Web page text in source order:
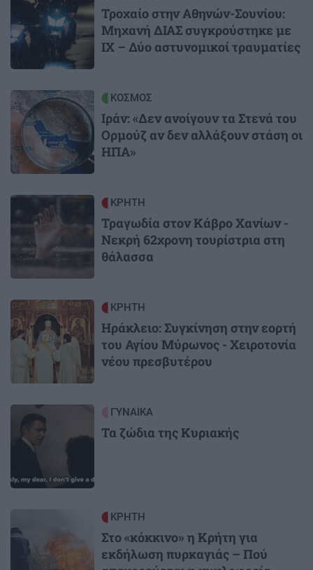
Τροχαίο στην Αθηνών-Σουνίου:
Μηχανή ΔΙΑΣ συγκρούστηκε με
ΙΧ – Δύο αστυνομικοί τραυματίες
Image ΚΟΣΜΟΣ
Ιράν: «Δεν ανοίγουν τα Στενά του
Ορμούζ αν δεν αλλάξουν στάση οι
ΗΠΑ»
ΚΡΗΤΗ
Τραγωδία στον Κάβρο Χανίων -
Νεκρή 62χρονη τουρίστρια στη
θάλασσα
Image ΚΡΗΤΗ
Ηράκλειο: Συγκίνηση στην εορτή
του Αγίου Μύρωνος - Χειροτονία
νέου πρεσβυτέρου
Image ΓΥΝΑΙΚΑ
Τα ζώδια της Κυριακής
ΚΡΗΤΗ
Στο «κόκκινο» η Κρήτη για
εκδήλωση πυρκαγιάς – Πού